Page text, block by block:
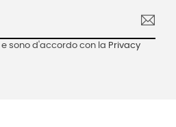
sono d'accordo con la Privacy